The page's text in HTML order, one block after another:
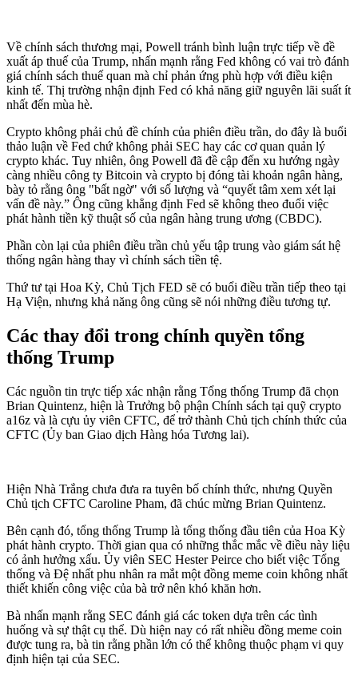
Về chính sách thương mại, Powell tránh bình luận trực tiếp về đề
xuất áp thuế của Trump, nhấn mạnh rằng Fed không có vai trò đánh
giá chính sách thuế quan mà chỉ phản ứng phù hợp với điều kiện
kinh tế. Thị trường nhận định Fed có khả năng giữ nguyên lãi suất ít
nhất đến mùa hè.
Crypto không phải chủ đề chính của phiên điều trần, do đây là buổi
thảo luận về Fed chứ không phải SEC hay các cơ quan quản lý
crypto khác. Tuy nhiên, ông Powell đã đề cập đến xu hướng ngày
càng nhiều công ty Bitcoin và crypto bị đóng tài khoản ngân hàng,
bày tỏ rằng ông "bất ngờ" với số lượng và “quyết tâm xem xét lại
vấn đề này.” Ông cũng khẳng định Fed sẽ không theo đuổi việc
phát hành tiền kỹ thuật số của ngân hàng trung ương (CBDC).
Phần còn lại của phiên điều trần chủ yếu tập trung vào giám sát hệ
thống ngân hàng thay vì chính sách tiền tệ.
Thứ tư tại Hoa Kỳ, Chủ Tịch FED sẽ có buổi điều trần tiếp theo tại
Hạ Viện, nhưng khả năng ông cũng sẽ nói những điều tương tự.
Các thay đổi trong chính quyền tổng
thống Trump
Các nguồn tin trực tiếp xác nhận rằng Tổng thống Trump đã chọn
Brian Quintenz, hiện là Trưởng bộ phận Chính sách tại quỹ crypto
a16z và là cựu ủy viên CFTC, để trở thành Chủ tịch chính thức của
CFTC (Ủy ban Giao dịch Hàng hóa Tương lai).
Hiện Nhà Trắng chưa đưa ra tuyên bố chính thức, nhưng Quyền
Chủ tịch CFTC Caroline Pham, đã chúc mừng Brian Quintenz.
Bên cạnh đó, tổng thống Trump là tổng thống đầu tiên của Hoa Kỳ
phát hành crypto. Thời gian qua có những thắc mắc về điều này liệu
có ảnh hưởng xấu. Ủy viên SEC Hester Peirce cho biết việc Tổng
thống và Đệ nhất phu nhân ra mắt một đồng meme coin không nhất
thiết khiến công việc của bà trở nên khó khăn hơn.
Bà nhấn mạnh rằng SEC đánh giá các token dựa trên các tình
huống và sự thật cụ thể. Dù hiện nay có rất nhiều đồng meme coin
được tung ra, bà tin rằng phần lớn có thể không thuộc phạm vi quy
định hiện tại của SEC.